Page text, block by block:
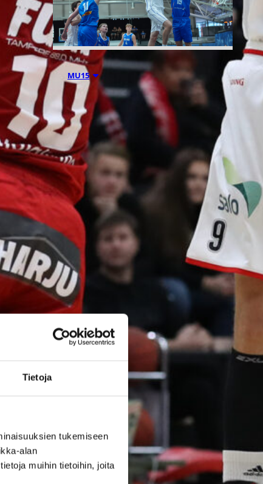
Tietoja
tukemiseen
alan
muihin tietoihin, joita
MU15 06.08.2026 21:44
Suomen 15-
vuotiaiden
poikien
maajoukkue
päätti Nordic
Open -
turnauksen
tappioon
Latviaa
vastaan
Suomen 15-vuotiaiden poikien
maajoukkue kärsi Nordic Open -
turnauksen päätösottelussa 66–
74-tappion Latviaa vastaan